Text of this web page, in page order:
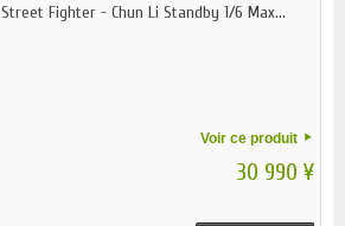
Street Fighter - Chun Li Standby 1/6 Max...
Voir ce produit
30 990 ¥